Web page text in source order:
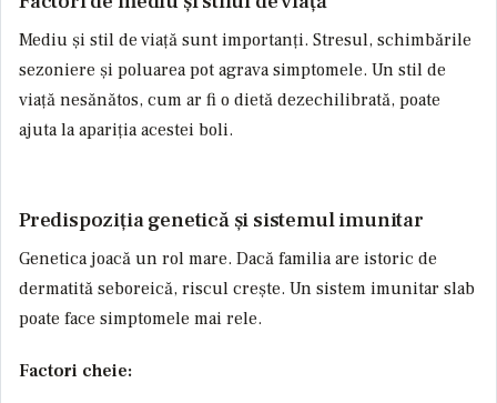
Mediu și stil de viață sunt importanți. Stresul, schimbările
sezoniere și poluarea pot agrava simptomele. Un stil de
viață nesănătos, cum ar fi o dietă dezechilibrată, poate
ajuta la apariția acestei boli.
Predispoziția genetică și sistemul imunitar
Genetica joacă un rol mare. Dacă familia are istoric de
dermatită seboreică, riscul crește. Un sistem imunitar slab
poate face simptomele mai rele.
Factori cheie: